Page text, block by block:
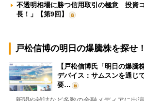
不透明相場に勝つ信用取引の極意 投資
長！」【第9回】
戸松信博の明日の爆騰株を探せ！
【戸松信博氏「明日の爆騰
デバイス：サムスンを通じ
要…